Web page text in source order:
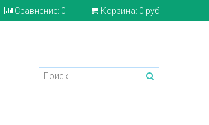
Сравнение: 0 Корзина: 0 руб